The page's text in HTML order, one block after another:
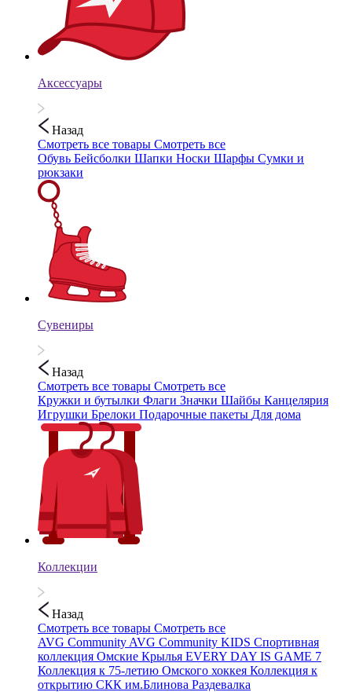
Аксессуары
Назад
Смотреть все товары Смотреть все
Обувь Бейсболки Шапки Носки Шарфы Сумки и
рюкзаки
Сувениры
Назад
Смотреть все товары Смотреть все
Кружки и бутылки Флаги Значки Шайбы Канцелярия
Игрушки Брелоки Подарочные пакеты Для дома
Коллекции
Назад
Смотреть все товары Смотреть все
AVG Community AVG Community KIDS Спортивная
коллекция Омские Крылья EVERY DAY IS GAME 7
Коллекция к 75-летию Омского хоккея Коллекция к
открытию СКК им.Блинова Раздевалка